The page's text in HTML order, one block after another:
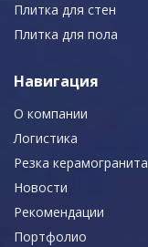
Плитка для стен
Плитка для пола
Навигация
О компании
Логистика
Резка керамогранита
Новости
Рекомендации
Портфолио